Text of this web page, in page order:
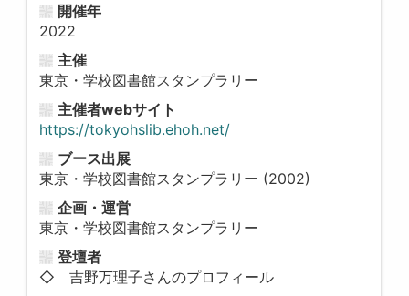
開催年
2022
主催
東京・学校図書館スタンプラリー
主催者webサイト
https://tokyohslib.ehoh.net/
ブース出展
東京・学校図書館スタンプラリー (2002)
企画・運営
東京・学校図書館スタンプラリー
登壇者
◇ 吉野万理子さんのプロフィール